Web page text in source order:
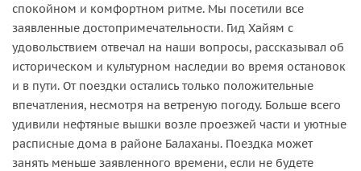
спокойном и комфортном ритме. Мы посетили все
заявленные достопримечательности. Гид Хайям с
удовольствием отвечал на наши вопросы, рассказывал об
историческом и культурном наследии во время остановок
и в пути. От поездки остались только положительные
впечатления, несмотря на ветреную погоду. Больше всего
удивили нефтяные вышки возле проезжей части и уютные
расписные дома в районе Балаханы. Поездка может
занять меньше заявленного времени, если не будете